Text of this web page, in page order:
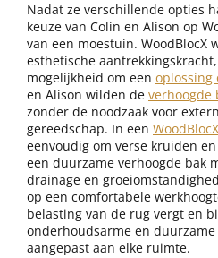
Nadat ze verschillende opties
keuze van Colin en Alison op
van een moestuin. WoodBlocX
esthetische
mogelijkheid om een oplossing
en Alison wilden de verhoogde
zonder de noodzaak voor
gereedschap. In een
eenvoudig om verse kruiden
een duurzame verhoogde bak
drainage en
op een comfortabele
belasting van de rug vergt en
onderhoudsarme en
aangepast aan elke ruimte.